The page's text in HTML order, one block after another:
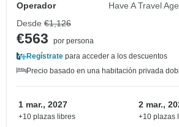
Operador
Have A Travel
Desde €1,126
€563
por persona
Regístrate para acceder a los descuentos
Precio basado en una habitación privada
1 mar., 2027
+10 plazas libres
2 mar.,
+10 plazas